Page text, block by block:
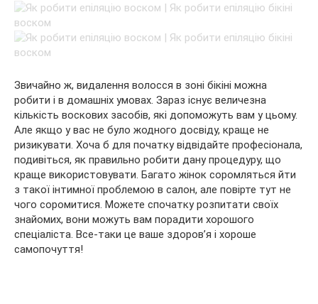
Звичайно ж, видалення волосся в зоні бікіні можна
робити і в домашніх умовах. Зараз існує величезна
кількість воскових засобів, які допоможуть вам у цьому.
Але якщо у вас не було жодного досвіду, краще не
ризикувати. Хоча б для початку відвідайте професіонала,
подивіться, як правильно робити дану процедуру, що
краще використовувати. Багато жінок соромляться йти
з такої інтимної проблемою в салон, але повірте тут не
чого соромитися. Можете спочатку розпитати своїх
знайомих, вони можуть вам порадити хорошого
спеціаліста. Все-таки це ваше здоров’я і хороше
самопочуття!